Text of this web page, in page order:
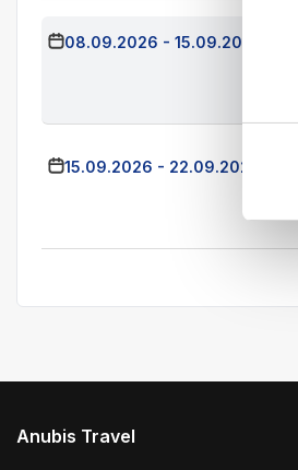
08.09.2026 - 15.09.2026 (7
15.09.2026 - 22.09.2026
Anubis Travel